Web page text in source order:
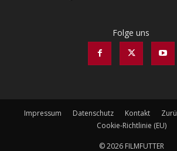
Folge uns
Impressum Datenschutz Kontakt
Cookie-Richtlinie (EU)
© 2026 FILMFUTTER